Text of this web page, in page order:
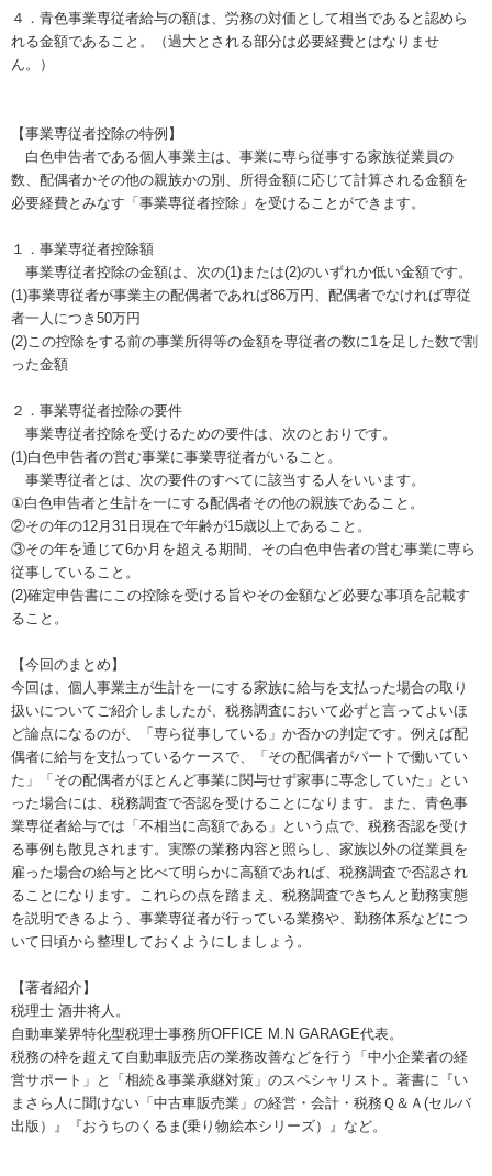
４．青色事業専従者給与の額は、労務の対価として相当であると認めら
れる金額であること。（過大とされる部分は必要経費とはなりませ
ん。）
【事業専従者控除の特例】
白色申告者である個人事業主は、事業に専ら従事する家族従業員の
数、配偶者かその他の親族かの別、所得金額に応じて計算される金額を
必要経費とみなす「事業専従者控除」を受けることができます。
１．事業専従者控除額
事業専従者控除の金額は、次の(1)または(2)のいずれか低い金額です。
(1)事業専従者が事業主の配偶者であれば86万円、配偶者でなければ専従
者一人につき50万円
(2)この控除をする前の事業所得等の金額を専従者の数に1を足した数で割
った金額
２．事業専従者控除の要件
事業専従者控除を受けるための要件は、次のとおりです。
(1)白色申告者の営む事業に事業専従者がいること。
事業専従者とは、次の要件のすべてに該当する人をいいます。
①白色申告者と生計を一にする配偶者その他の親族であること。
②その年の12月31日現在で年齢が15歳以上であること。
③その年を通じて6か月を超える期間、その白色申告者の営む事業に専ら
従事していること。
(2)確定申告書にこの控除を受ける旨やその金額など必要な事項を記載す
ること。
【今回のまとめ】
今回は、個人事業主が生計を一にする家族に給与を支払った場合の取り
扱いについてご紹介しましたが、税務調査において必ずと言ってよいほ
ど論点になるのが、「専ら従事している」か否かの判定です。例えば配
偶者に給与を支払っているケースで、「その配偶者がパートで働いてい
た」「その配偶者がほとんど事業に関与せず家事に専念していた」とい
った場合には、税務調査で否認を受けることになります。また、青色事
業専従者給与では「不相当に高額である」という点で、税務否認を受け
る事例も散見されます。実際の業務内容と照らし、家族以外の従業員を
雇った場合の給与と比べて明らかに高額であれば、税務調査で否認され
ることになります。これらの点を踏まえ、税務調査できちんと勤務実態
を説明できるよう、事業専従者が行っている業務や、勤務体系などにつ
いて日頃から整理しておくようにしましょう。
【著者紹介】
税理士 酒井将人。
自動車業界特化型税理士事務所OFFICE M.N GARAGE代表。
税務の枠を超えて自動車販売店の業務改善などを行う「中小企業者の経
営サポート」と「相続＆事業承継対策」のスペシャリスト。著書に『い
まさら人に聞けない「中古車販売業」の経営・会計・税務Ｑ＆Ａ(セルバ
出版）』『おうちのくるま(乗り物絵本シリーズ）』など。